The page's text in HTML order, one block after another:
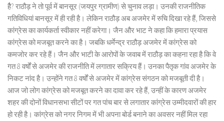
हैै? राठौड़ ने तो पूर्व में बानसूर (जयपुर ग्रामीण) से चुनाव लड़ा। उनकी राजनीतिक
गतिविधियां बानसूर में ही रही है। लेकिन राठौड़ अब अजमेर में रुचि दिखा रहे हैं, जिससे
कांग्रेस का कार्यकर्ता स्वीकार नहीं करेगा। जैन और भाट ने कहा कि हमारा प्रयास
कांग्रेस को मजबूत करने का है। जबकि धर्मेन्द्र राठौड़ अजमेर में कांग्रेस को
कमजोर कर रहे हैं। जैन और भाटी के आरोपों के जवाब में राठौड़ का कहना रहा है कि वे
गत 8 वर्षों से अजमेर की राजनीति में लगातार सक्रिय हैं। उनका पैतृक गांव अजमेर के
निकट नांद है। उन्होंने गत 8 वर्षों से अजमेर में कांग्रेस संगठन को मजबूती दी है।
आज जो लोग कांग्रेस को मजबूत करने का दावा कर रहे हैं, उन्हीं के कारण अजमेर
शहर की दोनों विधानसभा सीटों पर गत पांच बार से लगातार कांग्रेस उम्मीदवारों की हार
हो रही है। कांग्रेस को नगर निगम में भी अपना बोर्ड बनाने का अवसर नहीं मिल रहा